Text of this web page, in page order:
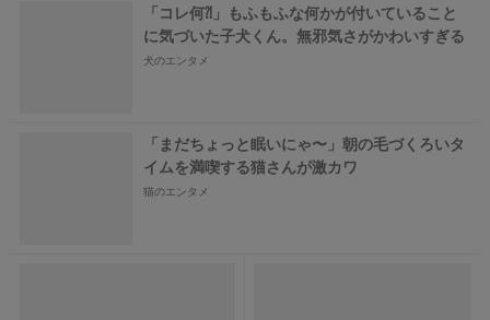
「コレ何⁈」もふもふな何かが付いていること
に気づいた子犬くん。無邪気さがかわいすぎる
犬のエンタメ
「まだちょっと眠いにゃ〜」朝の毛づくろいタ
イムを満喫する猫さんが激カワ
猫のエンタメ